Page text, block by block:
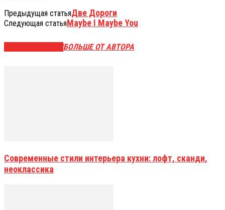
Предыдущая статьяДве Дороги
Следующая статьяMaybe I Maybe You
БОЛЬШЕ ОТ АВТОРА
Современные стили интерьера кухни: лофт, сканди,
неоклассика